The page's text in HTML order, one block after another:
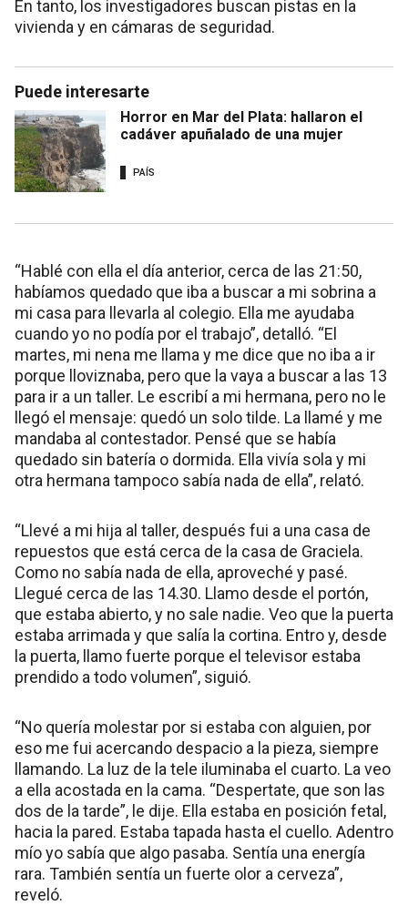
En tanto, los investigadores buscan pistas en la
vivienda y en cámaras de seguridad.
Puede interesarte
Horror en Mar del Plata: hallaron el
cadáver apuñalado de una mujer
PAÍS
“Hablé con ella el día anterior, cerca de las 21:50,
habíamos quedado que iba a buscar a mi sobrina a
mi casa para llevarla al colegio. Ella me ayudaba
cuando yo no podía por el trabajo”, detalló. “El
martes, mi nena me llama y me dice que no iba a ir
porque lloviznaba, pero que la vaya a buscar a las 13
para ir a un taller. Le escribí a mi hermana, pero no le
llegó el mensaje: quedó un solo tilde. La llamé y me
mandaba al contestador. Pensé que se había
quedado sin batería o dormida. Ella vivía sola y mi
otra hermana tampoco sabía nada de ella”, relató.
“Llevé a mi hija al taller, después fui a una casa de
repuestos que está cerca de la casa de Graciela.
Como no sabía nada de ella, aproveché y pasé.
Llegué cerca de las 14.30. Llamo desde el portón,
que estaba abierto, y no sale nadie. Veo que la puerta
estaba arrimada y que salía la cortina. Entro y, desde
la puerta, llamo fuerte porque el televisor estaba
prendido a todo volumen”, siguió.
“No quería molestar por si estaba con alguien, por
eso me fui acercando despacio a la pieza, siempre
llamando. La luz de la tele iluminaba el cuarto. La veo
a ella acostada en la cama. “Despertate, que son las
dos de la tarde”, le dije. Ella estaba en posición fetal,
hacia la pared. Estaba tapada hasta el cuello. Adentro
mío yo sabía que algo pasaba. Sentía una energía
rara. También sentía un fuerte olor a cerveza”,
reveló.